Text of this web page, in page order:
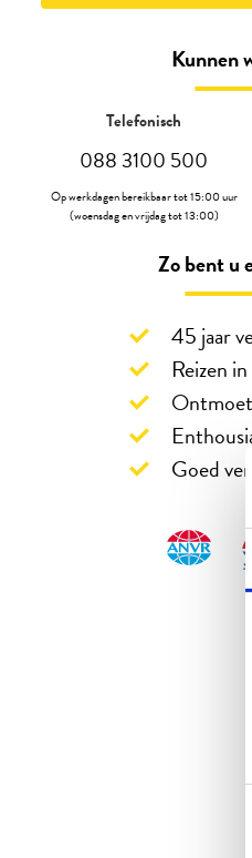
Kunnen
Telefonisch
088 3100 500
Op werkdagen bereikbaar tot 15:00 uur
(woensdag en vrijdag tot 13:00)
Zo bent u
45 jaar
Reizen
Goed